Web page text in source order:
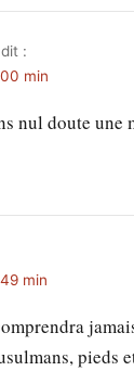
dit :
min
nul doute une
min
pieds